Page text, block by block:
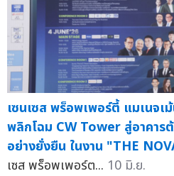
เซนเซส พร็อพเพอร์ตี้ แมเนจเ
พลิกโฉม CW Tower สู่อาคาร
อย่างยั่งยืน ในงาน "THE
เซส พร็อพเพอร์ต... 10 มิ.ย.